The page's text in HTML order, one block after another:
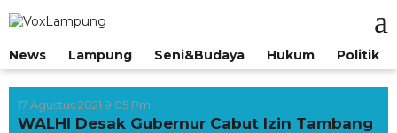
ke
News
Lampung Seni&Budaya Hukum Politik
17 Agustus 2021 9:05 Pm
WALHI Desak Gubernur Cabut Izin Tambang